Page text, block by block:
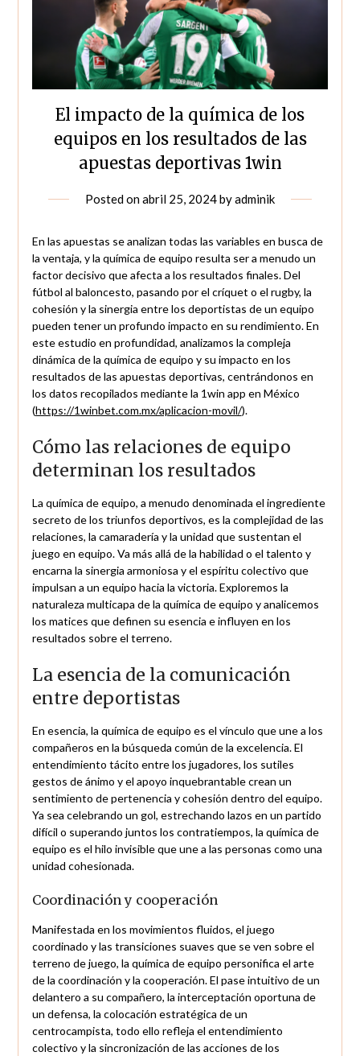
El impacto de la química de los
equipos en los resultados de las
apuestas deportivas 1win
Posted onabril 25, 2024byadminik
En las apuestas se analizan todas las variables en busca de
la ventaja, y la química de equipo resulta ser a menudo un
factor decisivo que afecta a los resultados finales. Del
fútbol al baloncesto, pasando por el críquet o el rugby, la
cohesión y la sinergia entre los deportistas de un equipo
pueden tener un profundo impacto en su rendimiento. En
este estudio en profundidad, analizamos la compleja
dinámica de la química de equipo y su impacto en los
resultados de las apuestas deportivas, centrándonos en
los datos recopilados mediante la 1win app en México
(https://1winbet.com.mx/aplicacion-movil/).
Cómo las relaciones de equipo
determinan los resultados
La química de equipo, a menudo denominada el ingrediente
secreto de los triunfos deportivos, es la complejidad de las
relaciones, la camaradería y la unidad que sustentan el
juego en equipo. Va más allá de la habilidad o el talento y
encarna la sinergia armoniosa y el espíritu colectivo que
impulsan a un equipo hacia la victoria. Exploremos la
naturaleza multicapa de la química de equipo y analicemos
los matices que definen su esencia e influyen en los
resultados sobre el terreno.
La esencia de la comunicación
entre deportistas
En esencia, la química de equipo es el vínculo que une a los
compañeros en la búsqueda común de la excelencia. El
entendimiento tácito entre los jugadores, los sutiles
gestos de ánimo y el apoyo inquebrantable crean un
sentimiento de pertenencia y cohesión dentro del equipo.
Ya sea celebrando un gol, estrechando lazos en un partido
difícil o superando juntos los contratiempos, la química de
equipo es el hilo invisible que une a las personas como una
unidad cohesionada.
Coordinación y cooperación
Manifestada en los movimientos fluidos, el juego
coordinado y las transiciones suaves que se ven sobre el
terreno de juego, la química de equipo personifica el arte
de la coordinación y la cooperación. El pase intuitivo de un
delantero a su compañero, la interceptación oportuna de
un defensa, la colocación estratégica de un
centrocampista, todo ello refleja el entendimiento
colectivo y la sincronización de las acciones de los